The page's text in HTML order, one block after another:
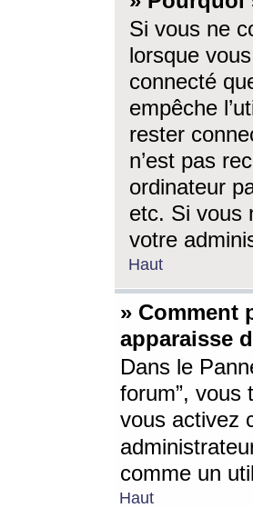
Si vous ne
lorsque
connecté
empêche
rester
n’est pas
ordinateur
etc. Si vous
votre
Haut
» Comment
apparaisse
Dans le
forum”, vous
vous activez
comme un
Haut